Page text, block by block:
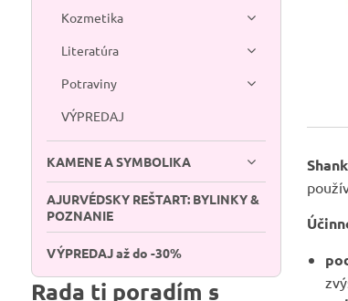
Kozmetika
Literatúra
Potraviny
VÝPREDAJ
KAMENE A SYMBOLIKA
AJURVÉDSKY REŠTART: BYLINKY &
POZNANIE
VÝPREDAJ až do -30%
Rada ti poradím s